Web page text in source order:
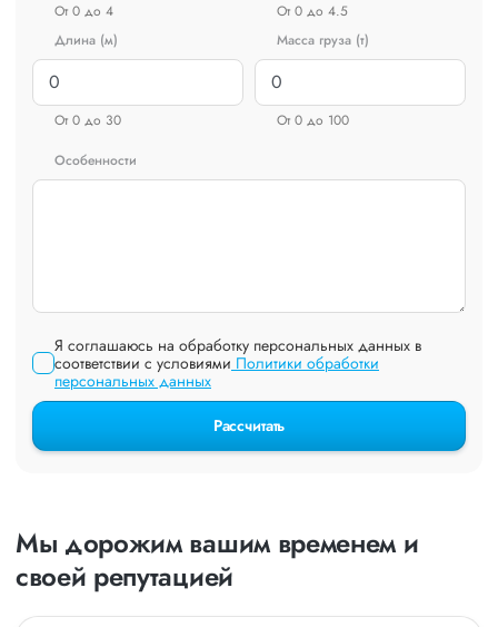
От 0 до 4
От 0 до 4.5
Длина (м)
От 0 до 30
Масса груза (т)
От 0 до 100
Особенности
Я соглашаюсь на обработку персональных данных в
соответствии с условиями Политики обработки
персональных данных
Рассчитать
Мы дорожим вашим временем и
своей репутацией